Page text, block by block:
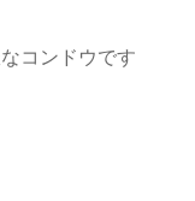
コンドウです